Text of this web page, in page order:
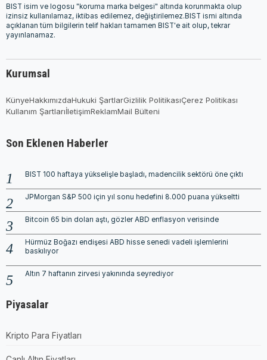
BIST isim ve logosu "koruma marka belgesi" altında korunmakta olup
izinsiz kullanılamaz, iktibas edilemez, değiştirilemez.BIST ismi altında
açıklanan tüm bilgilerin telif hakları tamamen BIST'e ait olup, tekrar
yayınlanamaz.
Kurumsal
KünyeHakkımızdaHukuki ŞartlarGizlilik PolitikasıÇerez Politikası
Kullanım ŞartlarıİletişimReklamMail Bülteni
Son Eklenen Haberler
BIST 100 haftaya yükselişle başladı, madencilik sektörü öne çıktı
JPMorgan S&P 500 için yıl sonu hedefini 8.000 puana yükseltti
Bitcoin 65 bin doları aştı, gözler ABD enflasyon verisinde
Hürmüz Boğazı endişesi ABD hisse senedi vadeli işlemlerini
baskılıyor
Altın 7 haftanın zirvesi yakınında seyrediyor
Piyasalar
Kripto Para Fiyatları